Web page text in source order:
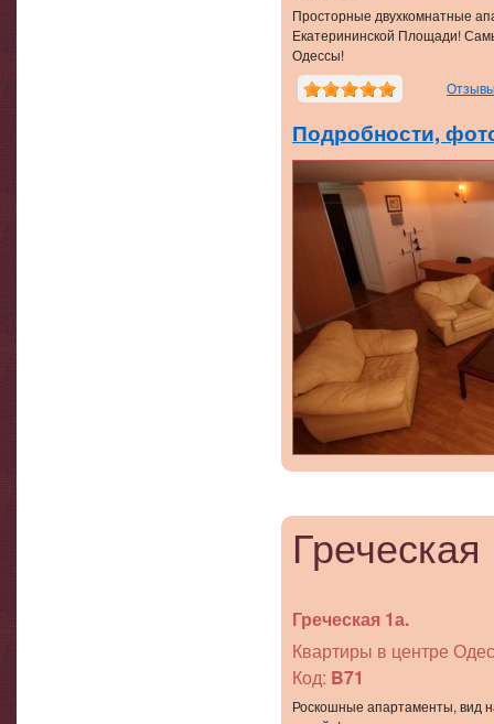
Просторные двухкомнатные
Екатерининской Площади!
Одессы!
Подробности,
Греческая
Греческая 1а.
Квартиры в центре
Код: B71
Роскошные апартаменты, вид